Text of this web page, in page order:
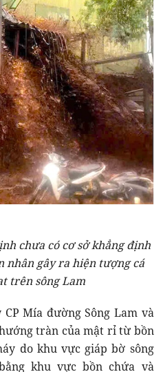
chưa có cơ sở khẳng định
nhân gây ra hiện tượng cá
trên sông Lam
CP Mía đường Sông Lam và
tràn của mật rỉ từ bồn
do khu vực giáp bờ sông
khu vực bồn chứa và